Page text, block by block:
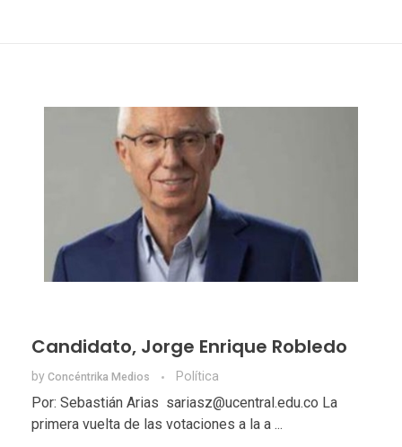
Candidato, Jorge Enrique Robledo
by Concéntrika Medios Política
Por: Sebastián Arias sariasz@ucentral.edu.co La
primera vuelta de las votaciones a la a ...